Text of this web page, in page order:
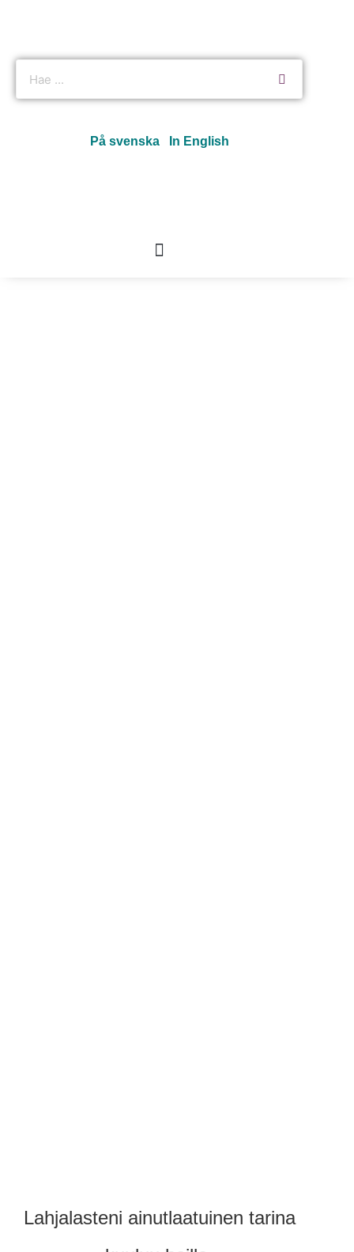
På svenska In English
Lahjalasteni ainutlaatuinen tarina